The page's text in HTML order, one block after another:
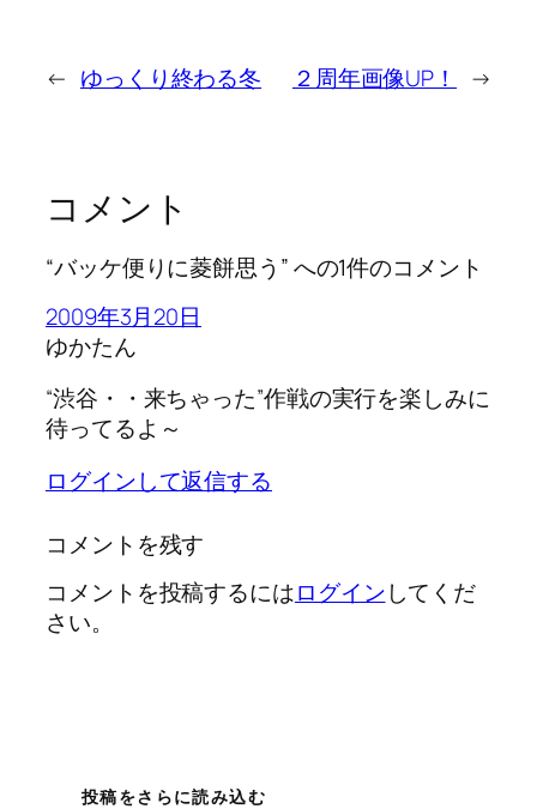
← ゆっくり終わる冬 ２周年画像UP！ →
コメント
“バッケ便りに菱餅思う” への1件のコメント
2009年3月20日
ゆかたん
“渋谷・・来ちゃった”作戦の実行を楽しみに
待ってるよ～
ログインして返信する
コメントを残す
コメントを投稿するにはログインしてくだ
さい。
投稿をさらに読み込む